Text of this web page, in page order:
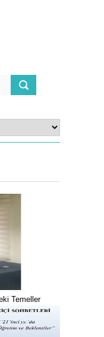
Temeller